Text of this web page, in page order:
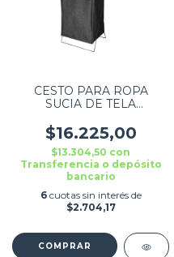
CESTO PARA ROPA
SUCIA DE TELA
x 25cm X 58.5cm
$16.225,00
$13.304,50 con
Transferencia o depósito
bancario
6 cuotas sin interés de
$2.704,17